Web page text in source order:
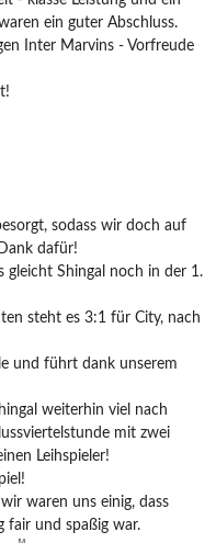
ein guter Abschluss.
Inter Marvins - Vorfreude
sodass wir doch auf
dafür!
Shingal noch in der 1.
steht es 3:1 für City, nach
und führt dank unserem
weiterhin viel nach
mit zwei
Leihspieler!
waren uns einig, dass
fair und spaßig war.